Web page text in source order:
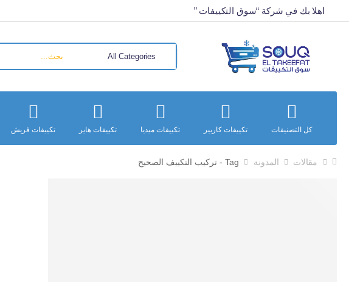
اهلا بك في شركة “سوق التكييفات ”
كل التصنيفات تكييفات كاريير تكييفات ميديا تكييفات هاير تكييفات فريش
مقالات المدونة Tag - تركيب التكييف الصحيح